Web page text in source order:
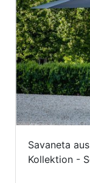
Savaneta
Kollektion -